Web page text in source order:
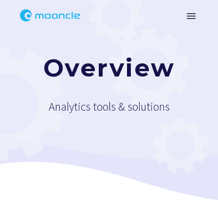
Overview
Analytics tools & solutions